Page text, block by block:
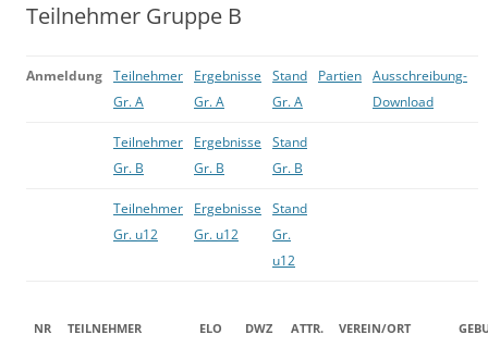
Teilnehmer Gruppe B
Anmeldung Teilnehmer
Gr. A
Ergebnisse
Gr. A
Stand
Gr. A
Partien Ausschreibung-
Download
Teilnehmer
Gr. B
Ergebnisse
Gr. B
Stand
Gr. B
Teilnehmer
Gr. u12
Ergebnisse
Gr. u12
Stand
Gr.
u12
NR TEILNEHMER ELO DWZ ATTR. VEREIN/ORT